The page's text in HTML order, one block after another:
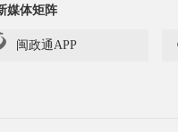
媒体矩阵
闽政通APP